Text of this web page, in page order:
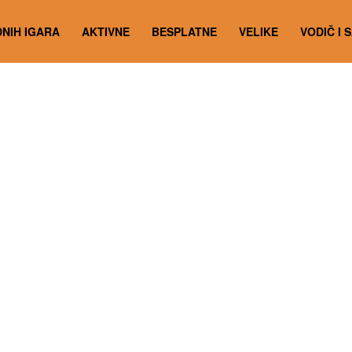
IGARA AKTIVNE BESPLATNE VELIKE VODIČ I